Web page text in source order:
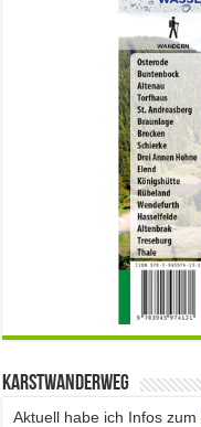
Karstwanderweg
Aktuell habe ich Infos zum